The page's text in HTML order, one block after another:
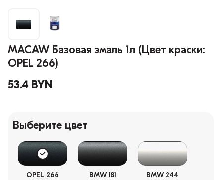
MACAW Базовая эмаль 1л (Цвет краски:
OPEL 266)
53.4 BYN
Выберите цвет
OPEL 266 BMW 181 BMW 244